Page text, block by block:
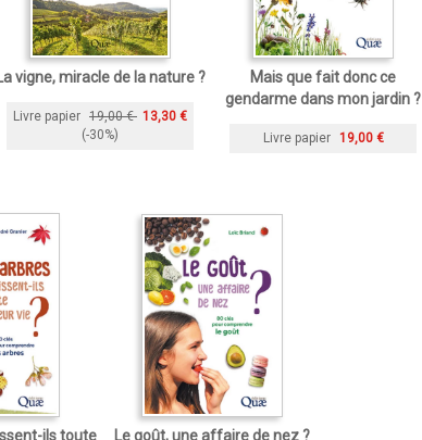
vigne, miracle de la nature ?
Livre papier 19,00 € 13,30 €
(-30%)
Mais que fait donc ce
gendarme dans mon jardin ?
Livre papier 19,00 €
ils toute Le goût, une affaire de nez ?